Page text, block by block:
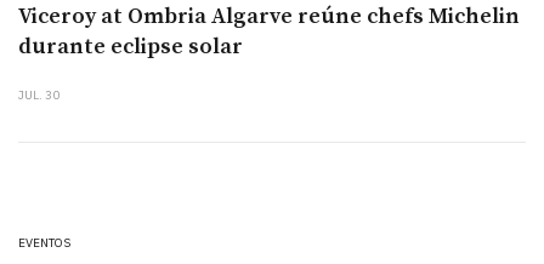
Viceroy at Ombria Algarve reúne chefs Michelin
durante eclipse solar
JUL. 30
EVENTOS